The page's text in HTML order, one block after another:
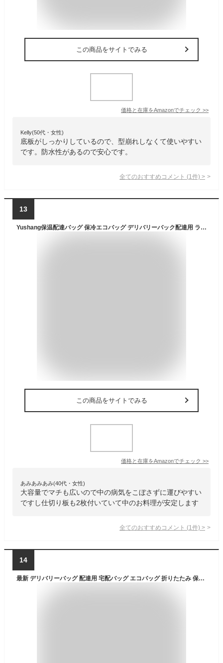
この商品をサイトでみる
価格と在庫をAmazonでチェック >>
Kelly(50代・女性)
底板がしっかりしているので、型崩れしなくて使いやすい
です。防水性があるので安心です。
全てのおすすめコメント (1 件) >
13
Yushang保温配達バッグ 保冷エコバッグ デリバリーバック配達用 ランチバッグ 軽量 防水 商用グレードの耐久性 おりたたみ可能 仕切り板2枚
この商品をサイトでみる
価格と在庫をAmazonでチェック >>
あみあみあみ(40代・女性)
大容量でマチも広いので中の病気をこぼさずに運びやすい
ですし仕切り板も2枚付いていて中のお料理が安定します
全てのおすすめコメント (1 件) >
14
最新 デリバリーバッグ 配達用 宅配バッグ エコバッグ 折りたたみ 保冷 保温 大容量 リュック 防水 ピザポーチ お寿司 お弁当 配達用バック アウトドア キャンプにも ケータリング配送にも最適